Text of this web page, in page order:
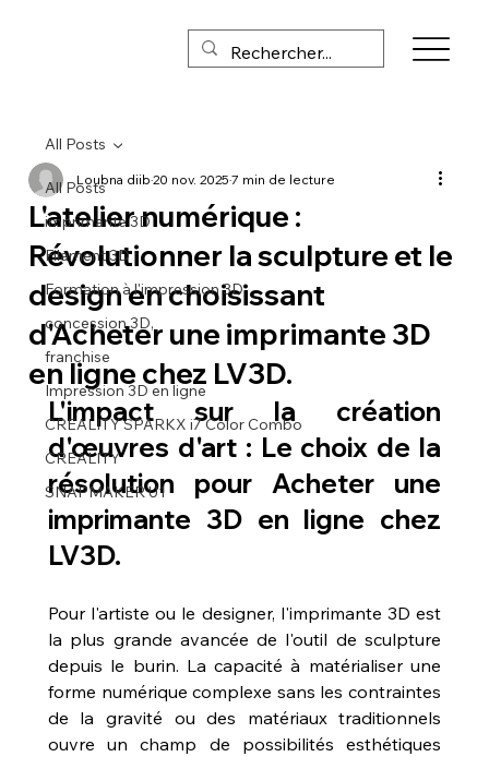
All Posts
imprimante 3D
Filament 3D
Formation à l'impression 3D
concession 3D,
franchise
Impression 3D en ligne
CREALITY SPARKX i7 Color Combo
CREALITY
SNAPMAKER U1
All Posts
L'atelier numérique :
Révolutionner la sculpture et le
design en choisissant
d'Acheter une imprimante 3D
en ligne chez LV3D.
Loubna diib20 nov. 20257 min de lecture
L'impact sur la création
d'œuvres d'art : Le choix de la
résolution pour Acheter une
imprimante 3D en ligne chez
LV3D.
Pour l'artiste ou le designer, l'imprimante 3D est
la plus grande avancée de l'outil de sculpture
depuis le burin. La capacité à matérialiser une
forme numérique complexe sans les contraintes
de la gravité ou des matériaux traditionnels
ouvre un champ de possibilités esthétiques